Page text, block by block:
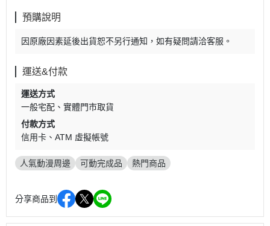
預購說明
因原廠因素延後出貨恕不另行通知，如有疑問請洽客服。
運送&付款
運送方式
一般宅配
實體門市取貨
付款方式
信用卡
ATM 虛擬帳號
人氣動漫周邊 可動完成品 熱門商品
分享商品到